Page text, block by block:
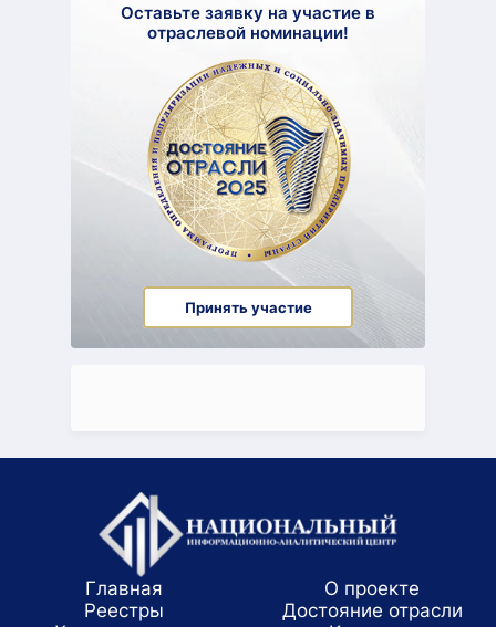
Оставьте заявку на участие в
отраслевой номинации!
Принять участие
Главная
О проекте
Реестры
Достояние отрасли